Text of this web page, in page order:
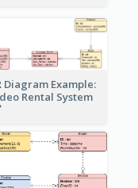
Diagram Example:
Rental System